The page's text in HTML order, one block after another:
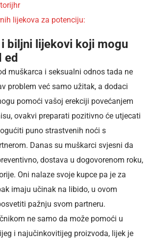
lijekova za potenciju:
biljni lijekovi koji mogu
ed
muškarca i seksualni odnos tada ne
problem već samo užitak, a dodaci
pomoći vašoj erekciji povećanjem
ovakvi preparati pozitivno će utjecati
puno strastvenih noći s
Danas su muškarci svjesni da
dostava u dogovorenom roku,
Oni nalaze svoje kupce pa je za
imaju učinak na libido, u ovom
pažnju svom partneru.
ne samo da može pomoći u
i najučinkovitijeg proizvoda, lijek je